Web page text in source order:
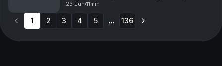
investeringer. Du får blant annet høre om: • Når utleie
av den andre delen av en tomannsbolig kan bli
skatte...
23 Jun 11min
1 2 3 4 5 136